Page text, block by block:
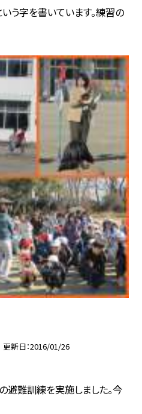
いう字を書いています。練習の
更新日 2016/01/26
避難訓練を実施しました。今